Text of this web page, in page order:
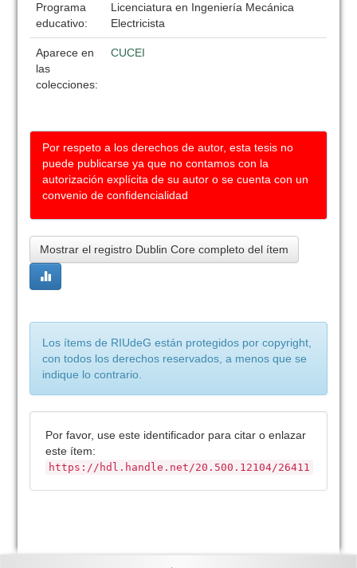
Programa
educativo:
Licenciatura en Ingeniería Mecánica
Electricista
Aparece en
las
colecciones:
CUCEI
Por respeto a los derechos de autor, esta tesis no
puede publicarse ya que no contamos con la
autorización explícita de su autor o se cuenta con un
convenio de confidencialidad
Mostrar el registro Dublin Core completo del ítem
Los ítems de RIUdeG están protegidos por copyright,
con todos los derechos reservados, a menos que se
indique lo contrario.
Por favor, use este identificador para citar o enlazar
este ítem:
https://hdl.handle.net/20.500.12104/26411